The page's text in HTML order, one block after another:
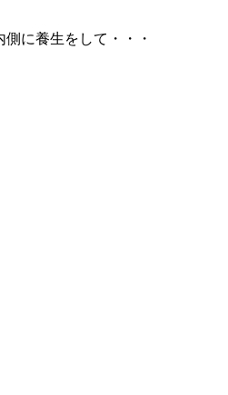
に養生をして・・・